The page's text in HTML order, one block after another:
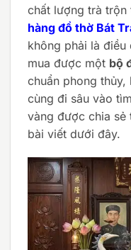
chất lượng trà
hàng đồ thờ Bát
không phải là điều
mua được một bộ
chuẩn phong
cùng đi sâu vào
vàng được chia sẻ
bài viết dưới đây.